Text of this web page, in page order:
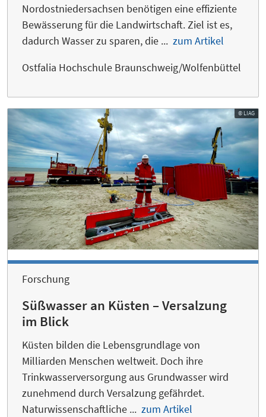
Nordostniedersachsen benötigen eine effiziente
Bewässerung für die Landwirtschaft. Ziel ist es,
dadurch Wasser zu sparen, die ... zum Artikel
Ostfalia Hochschule Braunschweig/Wolfenbüttel
© LIAG
Forschung
Süßwasser an Küsten – Versalzung
im Blick
Küsten bilden die Lebensgrundlage von
Milliarden Menschen weltweit. Doch ihre
Trinkwasserversorgung aus Grundwasser wird
zunehmend durch Versalzung gefährdet.
Naturwissenschaftliche ... zum Artikel